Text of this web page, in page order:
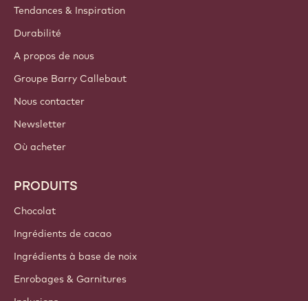
Tendances & Inspiration
Durabilité
A propos de nous
Groupe Barry Callebaut
Nous contacter
Newsletter
Où acheter
PRODUITS
Chocolat
Ingrédients de cacao
Ingrédients à base de noix
Enrobages & Garnitures